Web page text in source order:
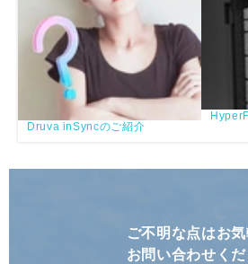
Druva inSyncのご紹介
ご不明な点はお
お問い合わせく